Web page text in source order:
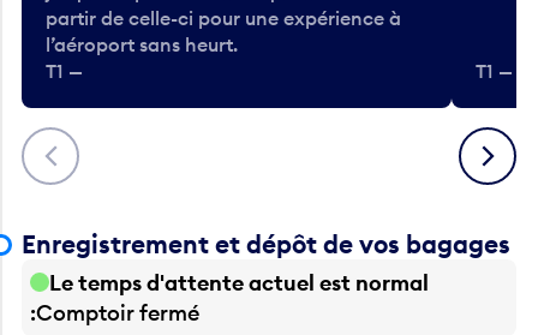
Précédent
partir de celle-ci pour une expérience à
l’aéroport sans heurt.
T1 —
T1 —
Suivant
Enregistrement et dépôt de vos bagages
Le temps d'attente actuel est normal
Comptoir fermé